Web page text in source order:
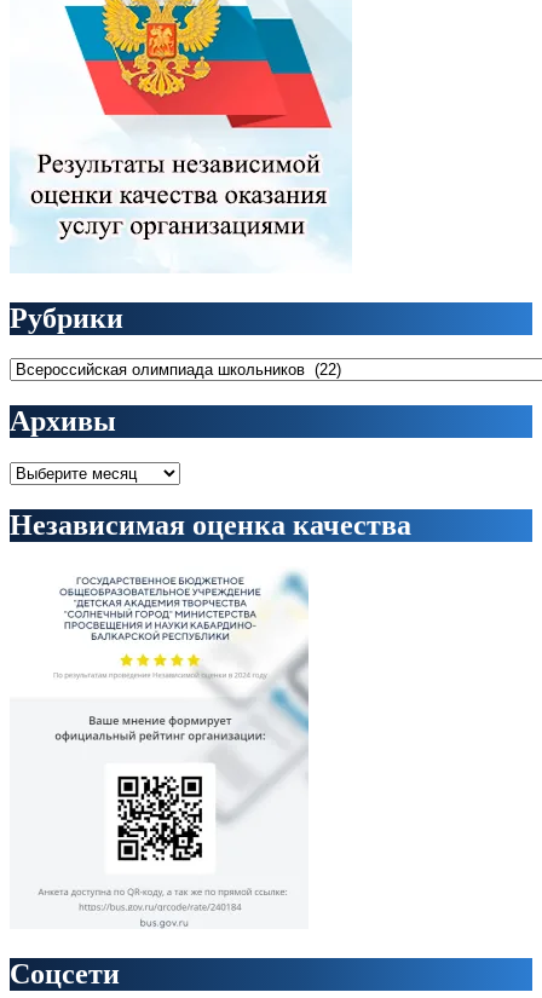
Рубрики
Рубрики
Архивы
Архивы
Независимая оценка качества
Соцсети